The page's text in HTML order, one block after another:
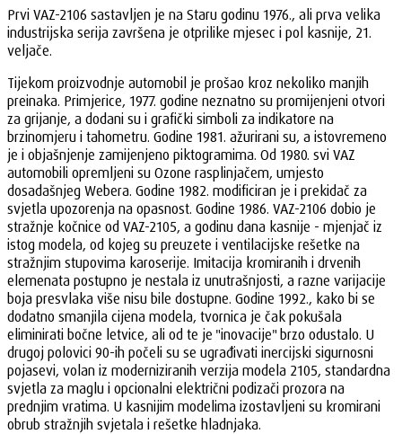
Prvi VAZ-2106 sastavljen je na Staru godinu 1976., ali prva velika
industrijska serija završena je otprilike mjesec i pol kasnije, 21.
veljače.
Tijekom proizvodnje automobil je prošao kroz nekoliko manjih
preinaka. Primjerice, 1977. godine neznatno su promijenjeni otvori
za grijanje, a dodani su i grafički simboli za indikatore na
brzinomjeru i tahometru. Godine 1981. ažurirani su, a istovremeno
je i objašnjenje zamijenjeno piktogramima. Od 1980. svi VAZ
automobili opremljeni su Ozone rasplinjačem, umjesto
dosadašnjeg Webera. Godine 1982. modificiran je i prekidač za
svjetla upozorenja na opasnost. Godine 1986. VAZ-2106 dobio je
stražnje kočnice od VAZ-2105, a godinu dana kasnije - mjenjač iz
istog modela, od kojeg su preuzete i ventilacijske rešetke na
stražnjim stupovima karoserije. Imitacija kromiranih i drvenih
elemenata postupno je nestala iz unutrašnjosti, a razne varijacije
boja presvlaka više nisu bile dostupne. Godine 1992., kako bi se
dodatno smanjila cijena modela, tvornica je čak pokušala
eliminirati bočne letvice, ali od te je "inovacije" brzo odustalo. U
drugoj polovici 90-ih počeli su se ugrađivati inercijski sigurnosni
pojasevi, volan iz moderniziranih verzija modela 2105, standardna
svjetla za maglu i opcionalni električni podizači prozora na
prednjim vratima. U kasnijim modelima izostavljeni su kromirani
obrub stražnjih svjetala i rešetke hladnjaka.